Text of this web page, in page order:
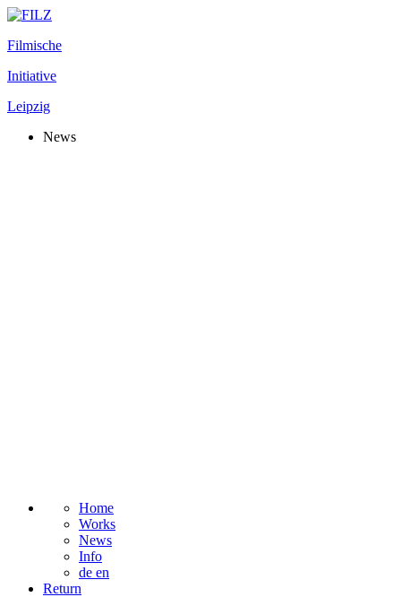
Filmische
Initiative
Leipzig
News
Home
Works
News
Info
de en
Return